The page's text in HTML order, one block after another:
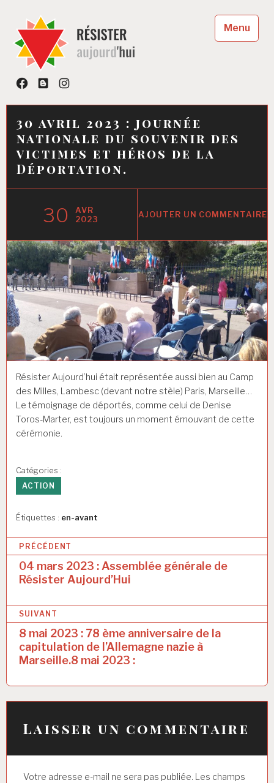
contenu
principal
Résister aujourd'hui
« Résister se conjugue au présent »
Facebook
Blog Instagram
Menu
30 avril 2023 : journée
nationale du souvenir des
victimes et héros de la
Déportation.
30
AVR
2023
AJOUTER UN COMMENTAIRE
Résister Aujourd’hui était représentée aussi bien au Camp
des Milles, Lambesc (devant notre stèle) Paris, Marseille…
Le témoignage de déportés, comme celui de Denise
Toros-Marter, est toujours un moment émouvant de cette
cérémonie.
Catégories :
ACTION
Étiquettes : en-avant
N
i
g
i
o
PRÉCÉDENT
04 mars 2023 : Assemblée générale de
Résister Aujourd’Hui
SUIVANT
8 mai 2023 : 78 ème anniversaire de la
capitulation de l’Allemagne nazie à
Marseille.8 mai 2023 :
Laisser un commentaire
Votre adresse e-mail ne sera pas publiée. Les champs